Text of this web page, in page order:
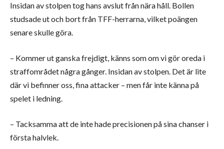
Insidan av stolpen tog hans avslut från nära håll. Bollen
studsade ut och bort från TFF-herrarna, vilket poängen
senare skulle göra.
– Kommer ut ganska frejdigt, känns som om vi gör oreda i
straffområdet några gånger. Insidan av stolpen. Det är lite
där vi befinner oss, fina attacker – men får inte känna på
spelet i ledning.
– Tacksamma att de inte hade precisionen på sina chanser i
första halvlek.